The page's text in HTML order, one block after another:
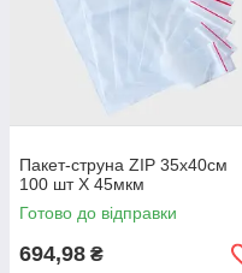
Пакет-струна ZIP 35х40см
100 шт Х 45мкм
Готово до відправки
694,98 ₴